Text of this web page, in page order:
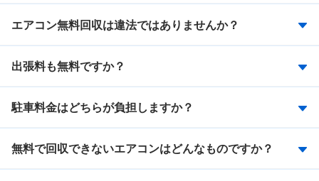
エアコン無料回収は違法ではありませんか？
出張料も無料ですか？
駐車料金はどちらが負担しますか？
無料で回収できないエアコンはどんなものですか？